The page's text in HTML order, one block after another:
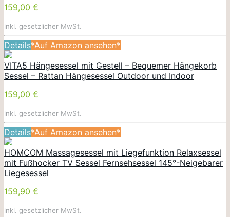
159,00 €
inkl. gesetzlicher MwSt.
Details*Auf Amazon ansehen*
VITA5 Hängesessel mit Gestell – Bequemer Hängekorb
Sessel – Rattan Hängesessel Outdoor und Indoor
159,00 €
inkl. gesetzlicher MwSt.
Details*Auf Amazon ansehen*
HOMCOM Massagesessel mit Liegefunktion Relaxsessel
mit Fußhocker TV Sessel Fernsehsessel 145°-Neigebarer
Liegesessel
159,90 €
inkl. gesetzlicher MwSt.